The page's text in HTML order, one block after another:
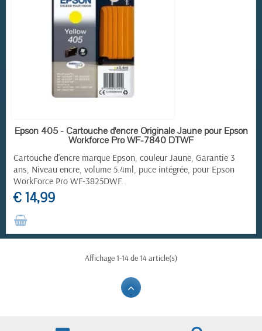
RUPTURE DE STOCK
Epson 405 - Cartouche d'encre Originale Jaune pour Epson
Workforce Pro WF-7840 DTWF
Cartouche d'encre marque Epson, couleur Jaune, Garantie 3
ans, Niveau encre, volume 5.4ml, puce intégrée, pour Epson
WorkForce Pro WF-3825DWF.
€ 14,99
Affichage 1-14 de 14 article(s)